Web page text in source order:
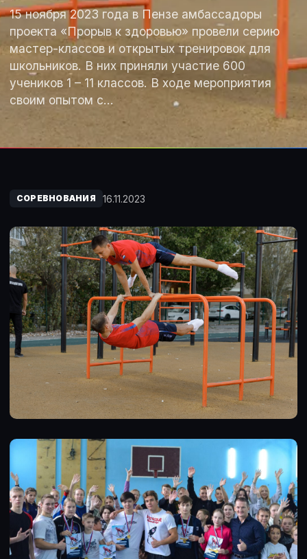
15 ноября 2023 года в Пензе амбассадоры
проекта «Прорыв к здоровью» провели серию
мастер-классов и открытых тренировок для
школьников. В них приняли участие 600
учеников 1 – 11 классов. В ходе мероприятия
своим опытом с…
СОРЕВНОВАНИЯ 16.11.2023